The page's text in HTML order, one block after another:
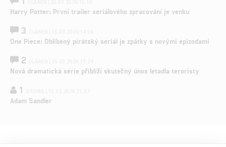
Harry Potter: První trailer seriálového zpracování je venku
3
One Piece: Oblíbený pirátský seriál je zpátky s novými epizodami
2
Nová dramatická série přiblíží skutečný únos letadla teroristy
1
Adam Sandler